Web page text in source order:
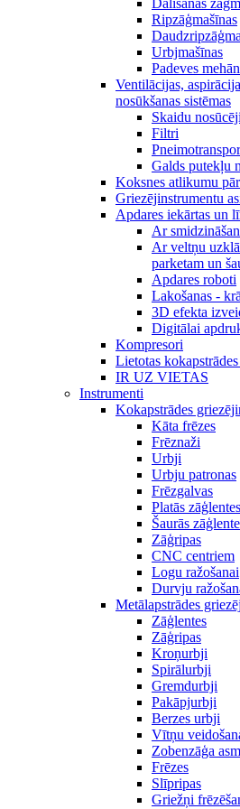
Dalīšanas
Ripzāģmašīnas
Urbjmašīnas
Padeves
Ventilācijas,
nosūkšanas sistēmas
Skaidu nosūcēji
Filtri
Galds putekļu
Koksnes atlikumu
Griezējinstrumentu
Apdares iekārtas un
Ar
Ar veltņu
parketam un
Apdares roboti
Lakošanas -
3D efekta
Digitālai
Kompresori
Lietotas
IR UZ VIETAS
Instrumenti
Kokapstrādes
Kāta frēzes
Frēznaži
Urbji
Urbju patronas
Frēzgalvas
Platās zāģlentes
Šaurās
Zāģripas
CNC centriem
Logu ražošanai
Durvju
Metālapstrādes
Zāģlentes
Zāģripas
Kroņurbji
Spirālurbji
Gremdurbji
Pakāpjurbji
Berzes urbji
Vītņu
Zobenzāģa
Frēzes
Slīpripas
Griežņi